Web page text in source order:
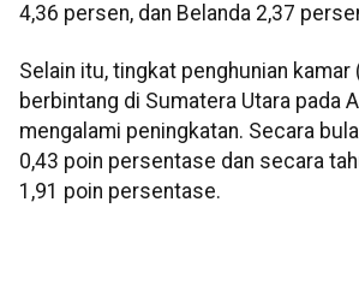
4,36 persen, dan Belanda 2,37
Selain itu, tingkat penghunian kamar
berbintang di Sumatera Utara pada
mengalami peningkatan. Secara
0,43 poin persentase dan secara
1,91 poin persentase.